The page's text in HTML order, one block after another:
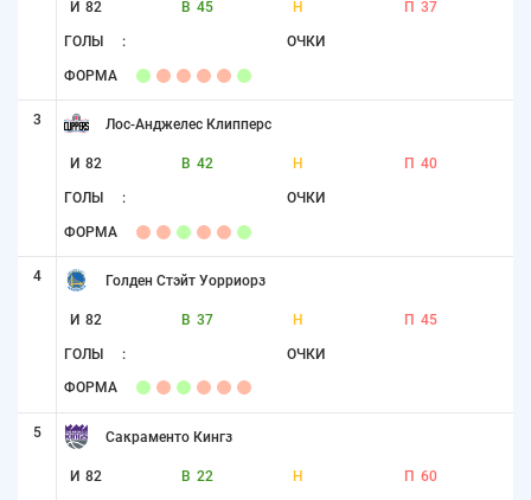
И 82 В 45 Н П 37
ГОЛЫ : ОЧКИ
ФОРМА
3 Лос-Анджелес Клипперс
И 82 В 42 Н П 40
ГОЛЫ : ОЧКИ
ФОРМА
4 Голден Стэйт Уорриорз
И 82 В 37 Н П 45
ГОЛЫ : ОЧКИ
ФОРМА
5 Сакраменто Кингз
И 82 В 22 Н П 60